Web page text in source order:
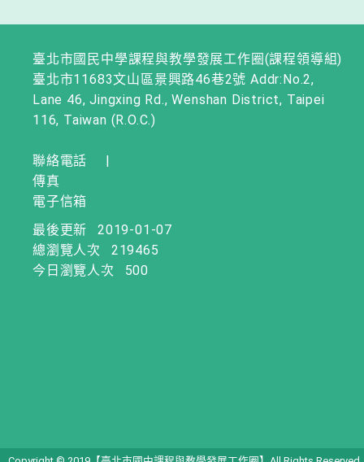
臺北市國民中學課程與教學發展工作圈(課程領導組)
臺北市11683文山區景興路46巷2號 Addr:No.2,
Lane 46, Jingxing Rd., Wenshan District, Taipei
116, Taiwan (R.O.C.)
聯絡電話
|
傳真
電子信箱
最後更新
2019-01-07
總瀏覽人次
219465
今日瀏覽人次
500